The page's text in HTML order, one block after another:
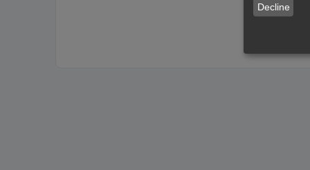
Decline